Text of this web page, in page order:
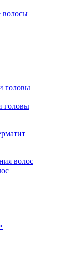
волосы
головы
головы
волос